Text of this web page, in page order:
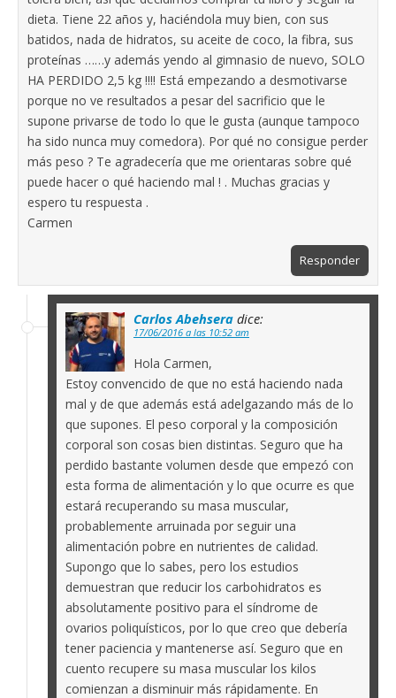
dieta. Tiene 22 años y, haciéndola muy bien, con sus
batidos, nada de hidratos, su aceite de coco, la fibra, sus
proteínas ……y además yendo al gimnasio de nuevo, SOLO
HA PERDIDO 2,5 kg !!!! Está empezando a desmotivarse
porque no ve resultados a pesar del sacrificio que le
supone privarse de todo lo que le gusta (aunque tampoco
ha sido nunca muy comedora). Por qué no consigue perder
más peso ? Te agradecería que me orientaras sobre qué
puede hacer o qué haciendo mal ! . Muchas gracias y
espero tu respuesta .
Carmen
Responder
Carlos Abehsera dice:
17/06/2016 a las 10:52 am
Hola Carmen,
Estoy convencido de que no está haciendo nada
mal y de que además está adelgazando más de lo
que supones. El peso corporal y la composición
corporal son cosas bien distintas. Seguro que ha
perdido bastante volumen desde que empezó con
esta forma de alimentación y lo que ocurre es que
estará recuperando su masa muscular,
probablemente arruinada por seguir una
alimentación pobre en nutrientes de calidad.
Supongo que lo sabes, pero los estudios
demuestran que reducir los carbohidratos es
absolutamente positivo para el síndrome de
ovarios poliquísticos, por lo que creo que debería
tener paciencia y mantenerse así. Seguro que en
cuento recupere su masa muscular los kilos
comienzan a disminuir más rápidamente. En